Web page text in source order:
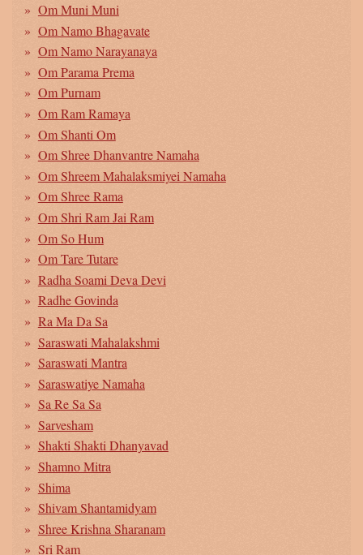
Om Muni Muni
Om Namo Bhagavate
Om Namo Narayanaya
Om Parama Prema
Om Purnam
Om Ram Ramaya
Om Shanti Om
Om Shree Dhanvantre Namaha
Om Shreem Mahalaksmiyei Namaha
Om Shree Rama
Om Shri Ram Jai Ram
Om So Hum
Om Tare Tutare
Radha Soami Deva Devi
Radhe Govinda
Ra Ma Da Sa
Saraswati Mahalakshmi
Saraswati Mantra
Saraswatiye Namaha
Sa Re Sa Sa
Sarvesham
Shakti Shakti Dhanyavad
Shamno Mitra
Shima
Shivam Shantamidyam
Shree Krishna Sharanam
Sri Ram